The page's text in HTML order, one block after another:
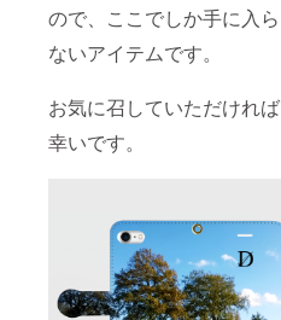
ので、ここでしか手に入ら
ないアイテムです。
お気に召していただければ
幸いです。